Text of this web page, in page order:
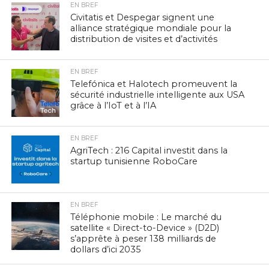
EN BREF
Civitatis et Despegar signent une
alliance stratégique mondiale pour la
distribution de visites et d’activités
EN BREF
Telefónica et Halotech promeuvent la
sécurité industrielle intelligente aux USA
grâce à l’IoT et à l’IA
EN BREF
AgriTech : 216 Capital investit dans la
startup tunisienne RoboCare
EN BREF
Téléphonie mobile : Le marché du
satellite « Direct-to-Device » (D2D)
s’apprête à peser 138 milliards de
dollars d’ici 2035